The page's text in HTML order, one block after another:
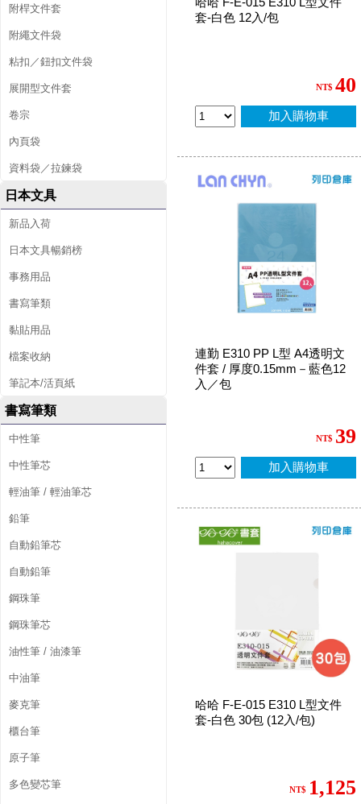
附桿文件套
附繩文件袋
粘扣／鈕扣文件袋
展開型文件套
卷宗
內頁袋
資料袋／拉鍊袋
日本文具
新品入荷
日本文具暢銷榜
事務用品
書寫筆類
黏貼用品
檔案收納
筆記本/活頁紙
書寫筆類
中性筆
中性筆芯
輕油筆 / 輕油筆芯
鉛筆
自動鉛筆芯
自動鉛筆
鋼珠筆
鋼珠筆芯
油性筆 / 油漆筆
中油筆
麥克筆
櫃台筆
原子筆
多色變芯筆
套-白色 12入/包
NT$ 40
加入購物車
連勤 E310 PP L型 A4透明文
件套 / 厚度0.15mm－藍色12
入／包
NT$ 39
加入購物車
哈哈 F-E-015 E310 L型文件
套-白色 30包 (12入/包)
NT$ 1,125